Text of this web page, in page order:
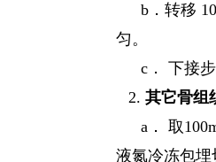
b．转移
匀。
c． 下接
2. 其它骨组
a． 取
液氮冷冻包埋